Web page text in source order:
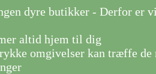
dyre butikker - Derfor er
altid hjem til dig
omgivelser kan træffe de